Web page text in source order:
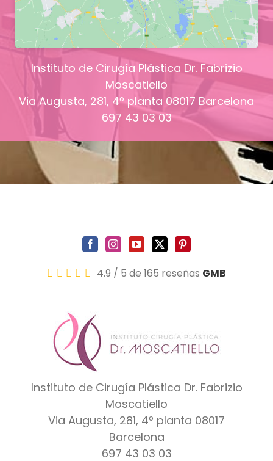
Instituto de Cirugía Plástica Dr. Fabrizio
Moscatiello
Via Augusta, 281, 4º planta 08017 Barcelona
697 43 03 03
4.9 / 5 de 165 reseñas GMB
Instituto de Cirugía Plástica Dr. Fabrizio
Moscatiello
Via Augusta, 281, 4º planta 08017
Barcelona
697 43 03 03